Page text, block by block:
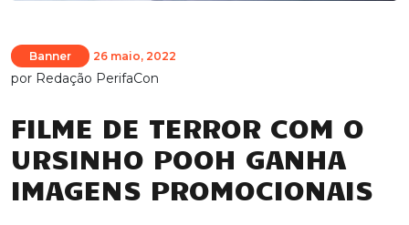
Banner 26 maio, 2022
por Redação PerifaCon
FILME DE TERROR COM O
URSINHO POOH GANHA
IMAGENS PROMOCIONAIS